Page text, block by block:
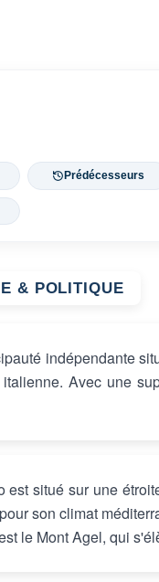
Prédécesseurs
& POLITIQUE
indépendante
Avec une
est situé sur une
son climat
le Mont Agel, qui